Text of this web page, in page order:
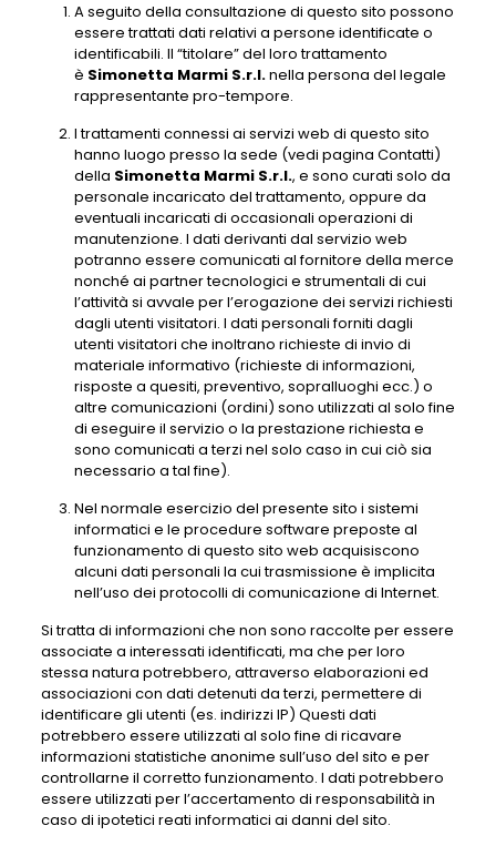
A seguito della consultazione di questo sito possono
essere trattati dati relativi a persone identificate o
identificabili. Il “titolare” del loro trattamento
è Simonetta Marmi S.r.l.nella persona del legale
rappresentante pro-tempore.
I trattamenti connessi ai servizi web di questo sito
hanno luogo presso la sede (vedi pagina Contatti)
della Simonetta Marmi S.r.l., e sono curati solo da
personale incaricato del trattamento, oppure da
eventuali incaricati di occasionali operazioni di
manutenzione. I dati derivanti dal servizio web
potranno essere comunicati al fornitore della merce
nonché ai partner tecnologici e strumentali di cui
l’attività si avvale per l’erogazione dei servizi richiesti
dagli utenti visitatori. I dati personali forniti dagli
utenti visitatori che inoltrano richieste di invio di
materiale informativo (richieste di informazioni,
risposte a quesiti, preventivo, sopralluoghi ecc.) o
altre comunicazioni (ordini) sono utilizzati al solo fine
di eseguire il servizio o la prestazione richiesta e
sono comunicati a terzi nel solo caso in cui ciò sia
necessario a tal fine).
Nel normale esercizio del presente sito i sistemi
informatici e le procedure software preposte al
funzionamento di questo sito web acquisiscono
alcuni dati personali la cui trasmissione è implicita
nell’uso dei protocolli di comunicazione di Internet.
Si tratta di informazioni che non sono raccolte per essere
associate a interessati identificati, ma che per loro
stessa natura potrebbero, attraverso elaborazioni ed
associazioni con dati detenuti da terzi, permettere di
identificare gli utenti (es. indirizzi IP) Questi dati
potrebbero essere utilizzati al solo fine di ricavare
informazioni statistiche anonime sull’uso del sito e per
controllarne il corretto funzionamento. I dati potrebbero
essere utilizzati per l’accertamento di responsabilità in
caso di ipotetici reati informatici ai danni del sito.